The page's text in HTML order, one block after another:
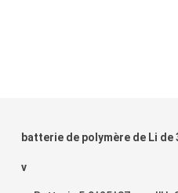
batterie de polymère de Li de
v